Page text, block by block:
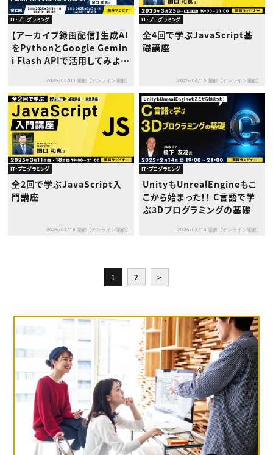
IT・プログラミング
【アーカイブ録画配信】生成AI
をPythonとGoogle Gemin
i Flash APIで活用してみよ
2025/03/03 開催【オンライン開催】
IT・プログラミング
全4回で学ぶJavaScript基
礎講座
2025/04/15 開催【オンライン開催】
IT・プログラミング
全2回で学ぶJavaScript入
門講座
2025/03/18 開催【オンライン開催】
IT・プログラミング
UnityもUnrealEngineもこ
こから始まった！！ C言語で学
ぶ3Dプログラミングの基礎
2025/02/14 開催【オンライン開催】
1 2 >